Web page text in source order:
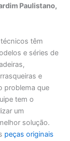
Paulistano,
têm
e séries de
e
problema que
tem o
um
solução.
peças originais